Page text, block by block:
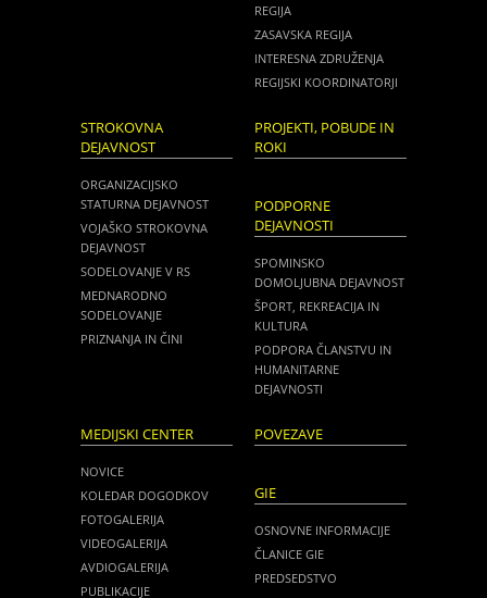
REGIJA
ZASAVSKA REGIJA
INTERESNA ZDRUŽENJA
REGIJSKI KOORDINATORJI
STROKOVNA
DEJAVNOST
ORGANIZACIJSKO
STATURNA DEJAVNOST
VOJAŠKO STROKOVNA
DEJAVNOST
SODELOVANJE V RS
MEDNARODNO
SODELOVANJE
PRIZNANJA IN ČINI
PROJEKTI, POBUDE IN
ROKI
PODPORNE
DEJAVNOSTI
SPOMINSKO
DOMOLJUBNA DEJAVNOST
ŠPORT, REKREACIJA IN
KULTURA
PODPORA ČLANSTVU IN
HUMANITARNE
DEJAVNOSTI
MEDIJSKI CENTER
NOVICE
KOLEDAR DOGODKOV
FOTOGALERIJA
VIDEOGALERIJA
AVDIOGALERIJA
PUBLIKACIJE
POVEZAVE
GIE
OSNOVNE INFORMACIJE
ČLANICE GIE
PREDSEDSTVO